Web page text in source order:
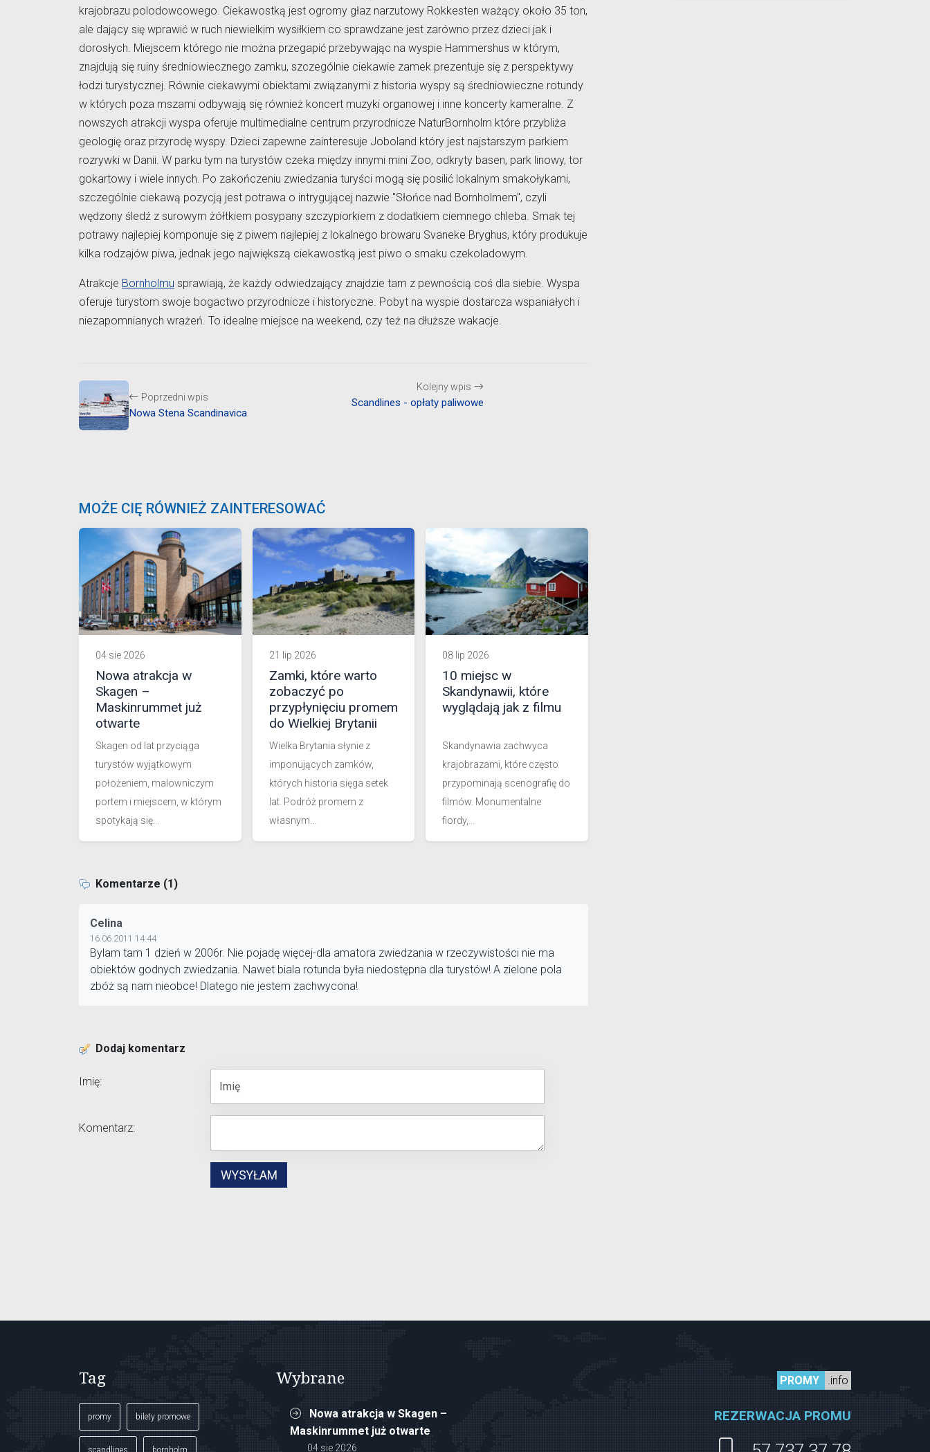
krajobrazu polodowcowego. Ciekawostką jest ogromy głaz narzutowy Rokkesten ważący około 35 ton,
ale dający się wprawić w ruch niewielkim wysiłkiem co sprawdzane jest zarówno przez dzieci jak i
dorosłych. Miejscem którego nie można przegapić przebywając na wyspie Hammershus w którym,
znajdują się ruiny średniowiecznego zamku, szczególnie ciekawie zamek prezentuje się z perspektywy
łodzi turystycznej. Równie ciekawymi obiektami związanymi z historia wyspy są średniowieczne rotundy
w których poza mszami odbywają się również koncert muzyki organowej i inne koncerty kameralne. Z
nowszych atrakcji wyspa oferuje multimedialne centrum przyrodnicze NaturBornholm które przybliża
geologię oraz przyrodę wyspy. Dzieci zapewne zainteresuje Joboland który jest najstarszym parkiem
rozrywki w Danii. W parku tym na turystów czeka między innymi mini Zoo, odkryty basen, park linowy, tor
gokartowy i wiele innych. Po zakończeniu zwiedzania turyści mogą się posilić lokalnym smakołykami,
szczególnie ciekawą pozycją jest potrawa o intrygującej nazwie "Słońce nad Bornholmem", czyli
wędzony śledź z surowym żółtkiem posypany szczypiorkiem z dodatkiem ciemnego chleba. Smak tej
potrawy najlepiej komponuje się z piwem najlepiej z lokalnego browaru Svaneke Bryghus, który produkuje
kilka rodzajów piwa, jednak jego największą ciekawostką jest piwo o smaku czekoladowym.
Atrakcje Bornholmu sprawiają, że każdy odwiedzający znajdzie tam z pewnością coś dla siebie. Wyspa
oferuje turystom swoje bogactwo przyrodnicze i historyczne. Pobyt na wyspie dostarcza wspaniałych i
niezapomnianych wrażeń. To idealne miejsce na weekend, czy też na dłuższe wakacje.
Poprzedni wpis
Nowa Stena Scandinavica
Kolejny wpis
Scandlines - opłaty paliwowe
MOŻE CIĘ RÓWNIEŻ ZAINTERESOWAĆ
04 sie 2026
Nowa atrakcja w
Skagen –
Maskinrummet już
otwarte
Skagen od lat przyciąga
turystów wyjątkowym
położeniem, malowniczym
portem i miejscem, w którym
spotykają się...
21 lip 2026
Zamki, które warto
zobaczyć po
przypłynięciu promem
do Wielkiej Brytanii
Wielka Brytania słynie z
imponujących zamków,
których historia sięga setek
lat. Podróż promem z
własnym...
08 lip 2026
10 miejsc w
Skandynawii, które
wyglądają jak z filmu
Skandynawia zachwyca
krajobrazami, które często
przypominają scenografię do
filmów. Monumentalne
fiordy,...
Komentarze (1)
Celina
16.06.2011 14:44
Bylam tam 1 dzień w 2006r. Nie pojadę więcej-dla amatora zwiedzania w rzeczywistości nie ma
obiektów godnych zwiedzania. Nawet biala rotunda była niedostępna dla turystów! A zielone pola
zbóż są nam nieobce! Dlatego nie jestem zachwycona!
Dodaj komentarz
Imię:
Komentarz:
PROMY .info
REZERWACJA PROMU
Tag
promy bilety promowe
Wybrane
Nowa atrakcja w Skagen –
Maskinrummet już otwarte
04 sie 2026